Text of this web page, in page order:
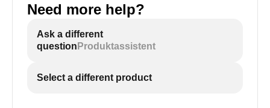
Need more help?
Ask a different
question Produktassistent
Select a different product